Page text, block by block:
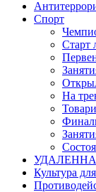
Спорт
Старт
На
Культура